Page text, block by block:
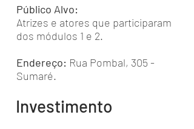
Público Alvo:
Atrizes e atores que participaram
dos módulos 1 e 2.
Endereço: Rua Pombal, 305 -
Sumaré.
Investimento